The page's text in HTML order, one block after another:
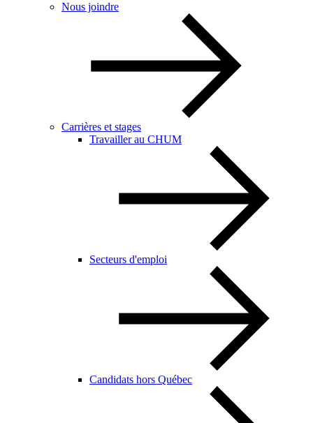
Nous joindre
Carrières et stages
Travailler au CHUM
Secteurs d'emploi
Candidats hors Québec